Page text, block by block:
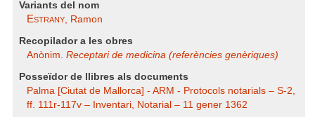
Variants del nom
Estrany, Ramon
Recopilador a les obres
Anònim. Receptari de medicina (referències genèriques)
Posseïdor de llibres als documents
Palma [Ciutat de Mallorca] - ARM - Protocols notarials – S-2,
ff. 111r-117v – Inventari, Notarial – 11 gener 1362